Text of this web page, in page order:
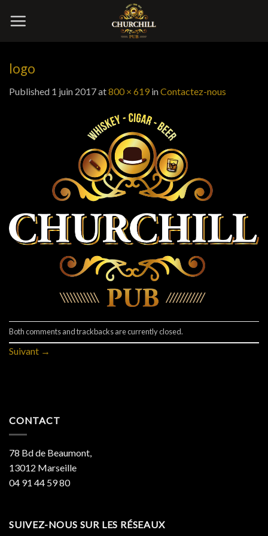
logo
Published 1 juin 2017at800 × 619 inContactez-nous
Both comments and trackbacks are currently closed.
Suivant →
CONTACT
78 Bd de Beaumont,
13012 Marseille
04 91 44 59 80
SUIVEZ-NOUS SUR LES RÉSEAUX